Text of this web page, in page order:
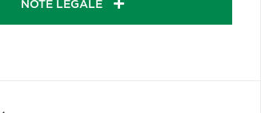
NOTE LÉGALE